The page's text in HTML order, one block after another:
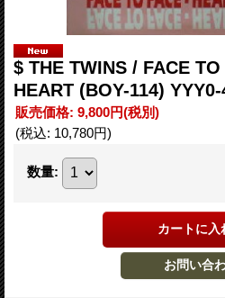
$ THE TWINS / FACE
HEART (BOY-114)
販売価格: 9,800円(税別)
(税込: 10,780円)
数量: